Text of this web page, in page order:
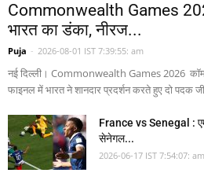
Commonwealth Games
भारत का डंका, नीरज...
Puja - 2026-08-01 IST 7:39:55: am
नई दिल्ली। Commonwealth Games 2026
फाइनल में भारत ने शानदार प्रदर्शन करते हुए दो पदक
France vs Senegal :
सेनेगल...
2026-06-17 IST 7:54:07: am